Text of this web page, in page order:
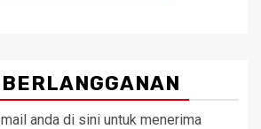
anda di sini untuk menerima